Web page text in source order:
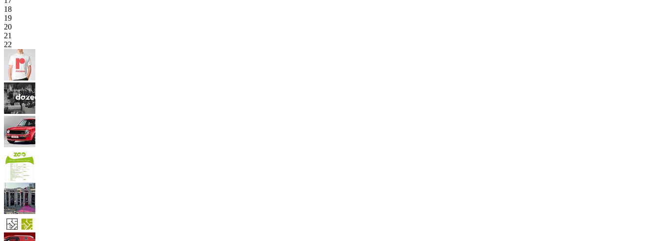
18
19
20
21
22